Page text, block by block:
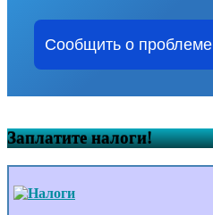
Сообщить о проблеме
Заплатите налоги!